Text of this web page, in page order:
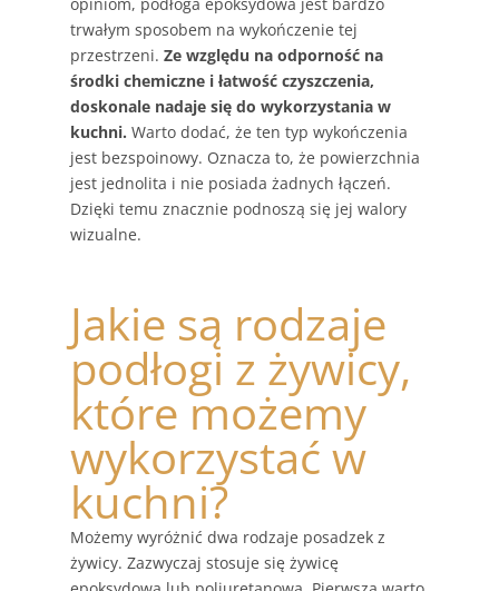
trwałym sposobem na wykończenie tej
przestrzeni. Ze względu na odporność na
środki chemiczne i łatwość czyszczenia,
doskonale nadaje się do wykorzystania w
kuchni. Warto dodać, że ten typ wykończenia
jest bezspoinowy. Oznacza to, że powierzchnia
jest jednolita i nie posiada żadnych łączeń.
Dzięki temu znacznie podnoszą się jej walory
wizualne.
Jakie są rodzaje
podłogi z żywicy,
które możemy
wykorzystać w
kuchni?
Możemy wyróżnić dwa rodzaje posadzek z
żywicy. Zazwyczaj stosuje się żywicę